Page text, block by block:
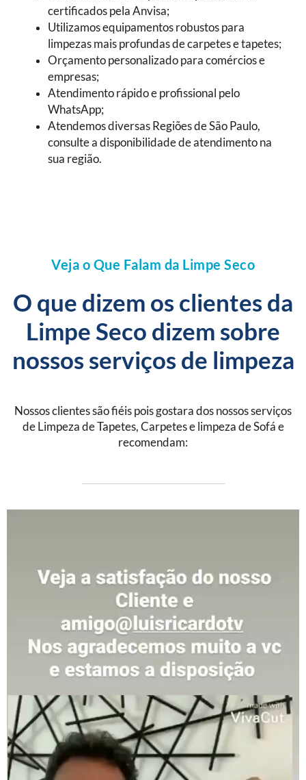
certificados pela Anvisa;
Utilizamos equipamentos robustos para
limpezas mais profundas de carpetes e tapetes;
Orçamento personalizado para comércios e
empresas;
Atendimento rápido e profissional pelo
WhatsApp;
Atendemos diversas Regiões de São Paulo,
consulte a disponibilidade de atendimento na
sua região.
Veja o Que Falam da Limpe Seco
O que dizem os clientes da
Limpe Seco dizem sobre
nossos serviços de limpeza
Nossos clientes são fiéis pois gostara dos nossos serviços
de Limpeza de Tapetes, Carpetes e limpeza de Sofá e
recomendam: